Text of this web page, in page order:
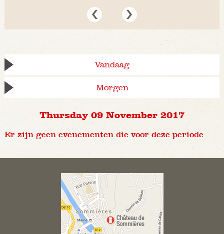
Vandaag
Morgen
Thursday 09 November 2017
Er zijn geen evenementen die voor deze periode